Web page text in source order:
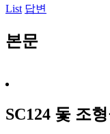
List 답변
본문
SC124 돛 조